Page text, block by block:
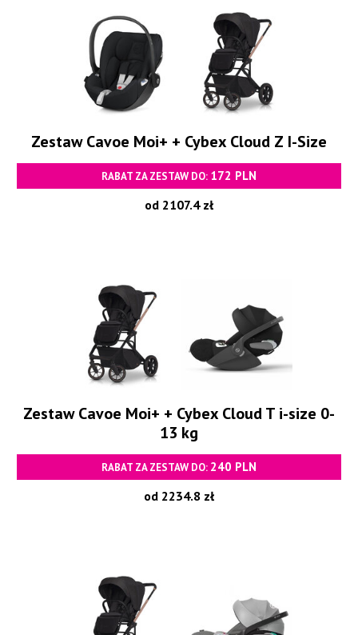
Zestaw Cavoe Moi+ + Cybex Cloud Z I-Size
RABAT ZA ZESTAW DO: 172 PLN
od 2107.4 zł
Zestaw Cavoe Moi+ + Cybex Cloud T i-size 0-
13 kg
RABAT ZA ZESTAW DO: 240 PLN
od 2234.8 zł